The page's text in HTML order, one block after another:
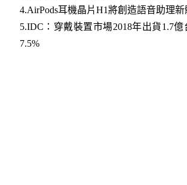
4.AirPods耳機晶片H1將創造語音助理新
5.IDC：穿戴裝置市場2018年出貨1.7億
7.5%